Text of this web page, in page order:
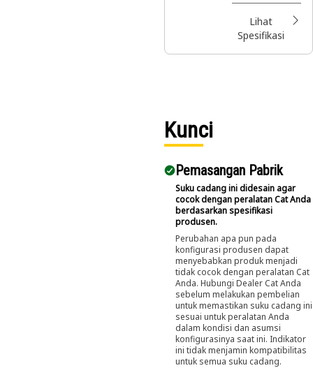
Lihat
Spesifikasi
Kunci
Pemasangan Pabrik
Suku cadang ini didesain agar
cocok dengan peralatan Cat Anda
berdasarkan spesifikasi
produsen.
Perubahan apa pun pada
konfigurasi produsen dapat
menyebabkan produk menjadi
tidak cocok dengan peralatan Cat
Anda. Hubungi Dealer Cat Anda
sebelum melakukan pembelian
untuk memastikan suku cadang ini
sesuai untuk peralatan Anda
dalam kondisi dan asumsi
konfigurasinya saat ini. Indikator
ini tidak menjamin kompatibilitas
untuk semua suku cadang.